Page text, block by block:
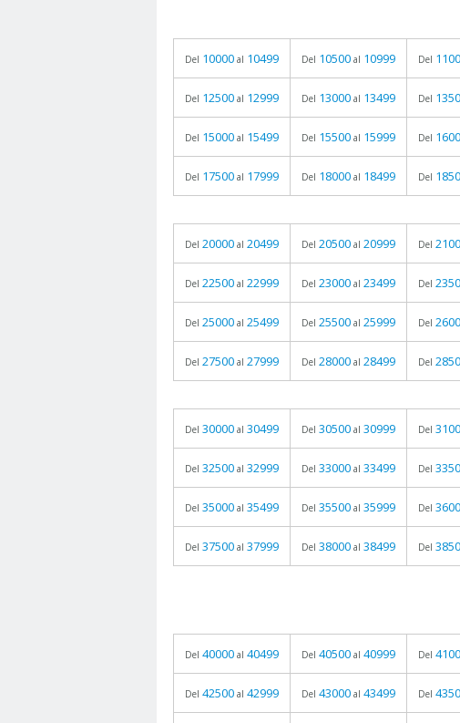
Del 10000 al 10499 Del 10500 al 10999 Del
Del 12500 al 12999 Del 13000 al 13499 Del
Del 15000 al 15499 Del 15500 al 15999 Del
Del 17500 al 17999 Del 18000 al 18499 Del
Del 20000 al 20499 Del 20500 al 20999 Del
Del 22500 al 22999 Del 23000 al 23499 Del
Del 25000 al 25499 Del 25500 al 25999 Del
Del 27500 al 27999 Del 28000 al 28499 Del
Del 30000 al 30499 Del 30500 al 30999 Del
Del 32500 al 32999 Del 33000 al 33499 Del
Del 35000 al 35499 Del 35500 al 35999 Del
Del 37500 al 37999 Del 38000 al 38499 Del
Del 40000 al 40499 Del 40500 al 40999 Del
Del 42500 al 42999 Del 43000 al 43499 Del